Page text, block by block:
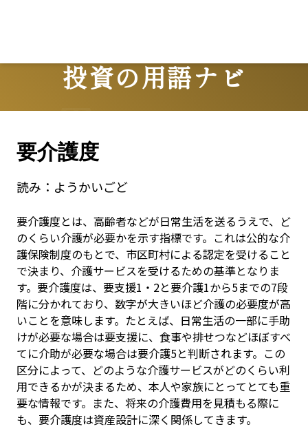
投資の用語ナビ
Terms
要介護度
読み： ようかいごど
要介護度とは、高齢者などが日常生活を送るうえで、ど
のくらい介護が必要かを示す指標です。これは公的な介
護保険制度のもとで、市区町村による認定を受けること
で決まり、介護サービスを受けるための基準となりま
す。要介護度は、要支援1・2と要介護1から5までの7段
階に分かれており、数字が大きいほど介護の必要度が高
いことを意味します。たとえば、日常生活の一部に手助
けが必要な場合は要支援に、食事や排せつなどほぼすべ
てに介助が必要な場合は要介護5と判断されます。この
区分によって、どのような介護サービスがどのくらい利
用できるかが決まるため、本人や家族にとってとても重
要な情報です。また、将来の介護費用を見積もる際に
も、要介護度は資産設計に深く関係してきます。